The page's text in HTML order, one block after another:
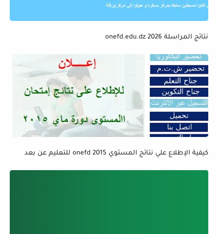
نتائج المراسلة 2026 onefd.edu.dz
كيفية الإطلاع علي نتائج المستوي 2015 onefd للتعليم عن بعد